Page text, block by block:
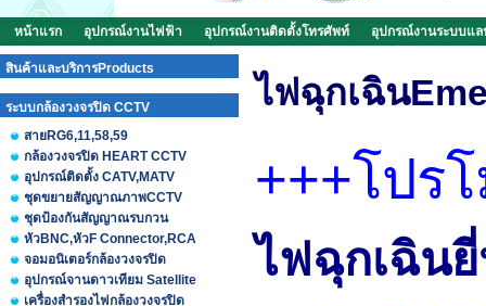
หน้าแรก อุปกรณ์งานไฟฟ้า อุปกรณ์งานติดตั้งโทรศัพท์ อุปกรณ์งานระบบแล
สินค้าและบริการProducts
ระบบกล้องวงจรปิด CCTV
สายRG6,11,58,59
กล้องวงจรปิด HEART CCTV
อุปกรณ์ติดตั้ง CATV,MATV
ชุดขยายสัญญาณภาพCCTV
ชุดป้องกันสัญญาณรบกวน
หัวBNC,หัวF Connector,RCA
จอมอนิเตอร์กล้องวงจรปิด
อุปกรณ์จานดาวเทียม Satellite
เครื่องสำรองไฟกล้องวงจรปิด
ไฟฉุกเฉิน
+++โปร
ไฟฉุกเฉิน